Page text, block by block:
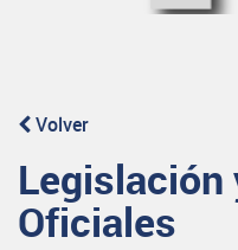
Volver
Legislación
Oficiales